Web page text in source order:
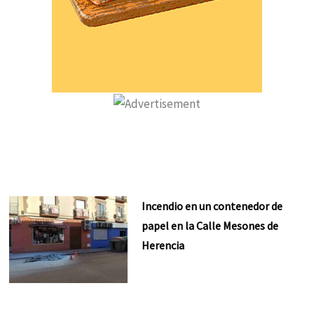
Incendio en un contenedor de
papel en la Calle Mesones de
Herencia